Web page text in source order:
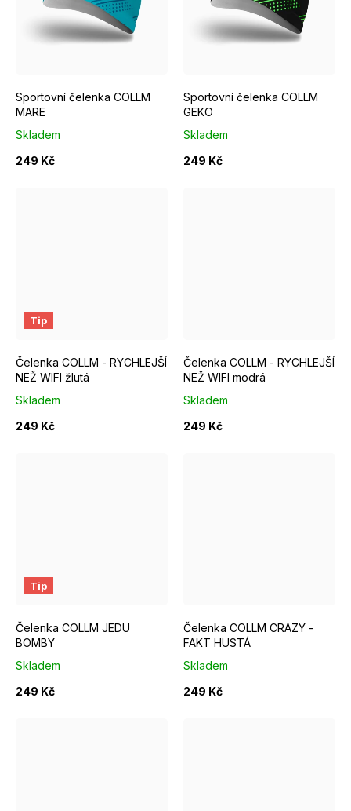
Sportovní čelenka COLLM
MARE
Skladem
249 Kč
Sportovní čelenka COLLM
GEKO
Skladem
249 Kč
Tip
Čelenka COLLM - RYCHLEJŠÍ
NEŽ WIFI žlutá
Skladem
249 Kč
Čelenka COLLM - RYCHLEJŠÍ
NEŽ WIFI modrá
Skladem
249 Kč
Tip
Čelenka COLLM JEDU
BOMBY
Skladem
249 Kč
Čelenka COLLM CRAZY -
FAKT HUSTÁ
Skladem
249 Kč